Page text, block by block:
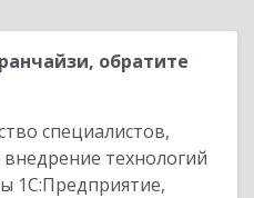
обратите
специалистов,
технологий
1С:Предприятие,